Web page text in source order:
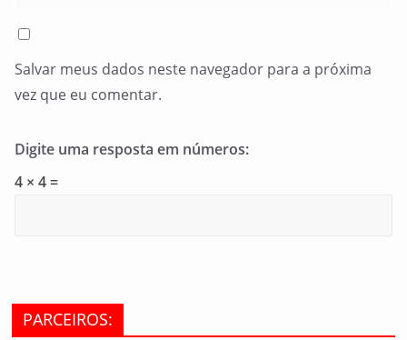
Salvar meus dados neste navegador para a próxima
vez que eu comentar.
Digite uma resposta em números:
4 × 4 =
PARCEIROS: